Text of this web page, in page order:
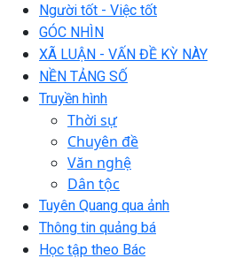
Người tốt - Việc tốt
GÓC NHÌN
XÃ LUẬN - VẤN ĐỀ KỲ NÀY
NỀN TẢNG SỐ
Truyền hình
Thời sự
Chuyên đề
Văn nghệ
Dân tộc
Tuyên Quang qua ảnh
Thông tin quảng bá
Học tập theo Bác